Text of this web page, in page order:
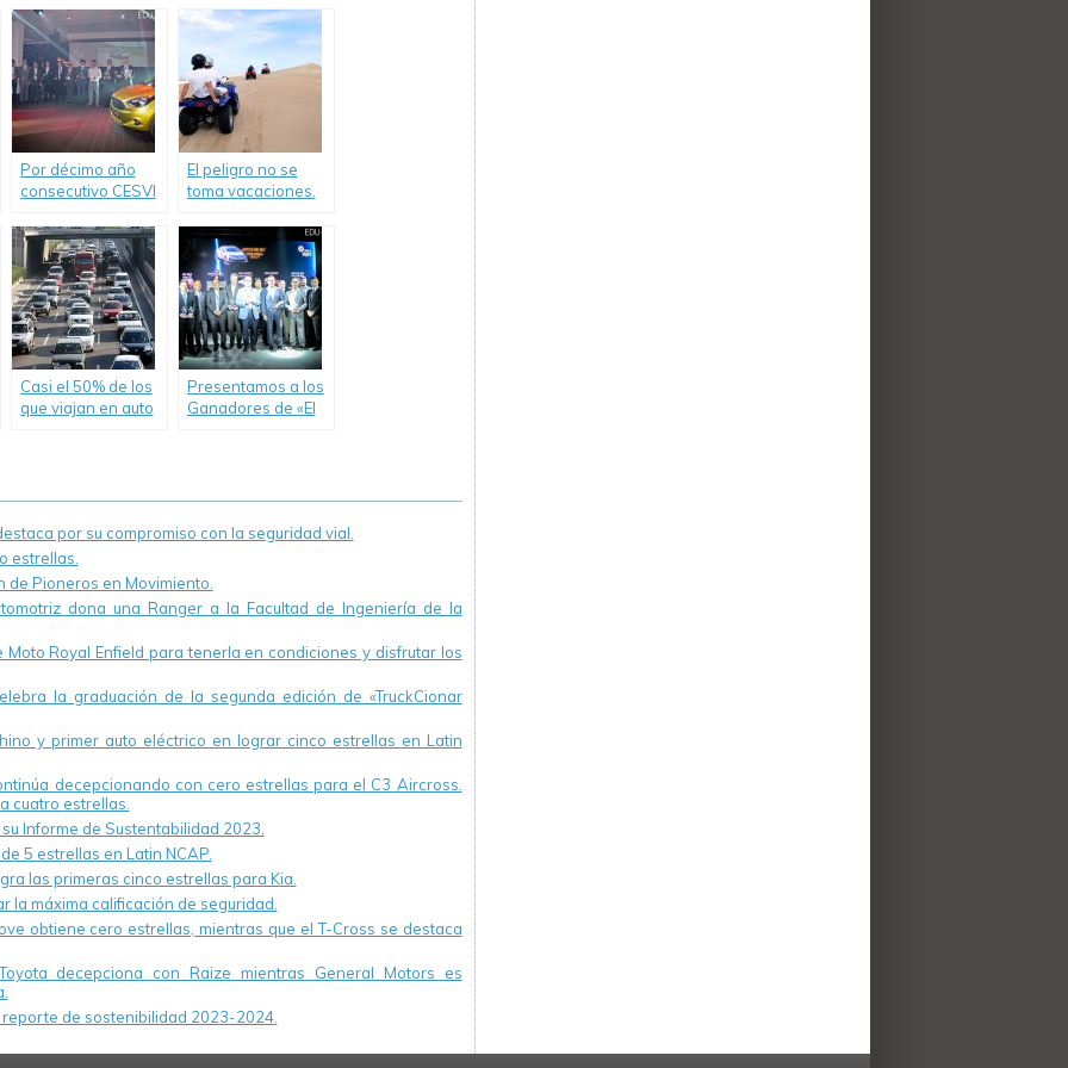
vehículos son
claves de la
seguridad.
Autopista
Panamericana
Ramal Pilar
Por décimo año
consecutivo CESVI
los autos más
seguros 2016
El peligro no se
toma vacaciones.
sobre el uso de
Cuatriciclos.
Casi el 50% de los
que viajan en auto
Presentamos a los
Ganadores de «El
por su compromiso con la seguridad vial.
estrellas.
Pioneros en Movimiento.
dona una Ranger a la Facultad de Ingeniería de la
Royal Enfield para tenerla en condiciones y disfrutar los
la graduación de la segunda edición de «TruckCionar
y primer auto eléctrico en lograr cinco estrellas en Latin
decepcionando con cero estrellas para el C3 Aircross.
cuatro estrellas.
Informe de Sustentabilidad 2023.
5 estrellas en Latin NCAP.
las primeras cinco estrellas para Kia.
la máxima calificación de seguridad.
obtiene cero estrellas, mientras que el T-Cross se destaca
decepciona con Raize mientras General Motors es
de sostenibilidad 2023-2024.